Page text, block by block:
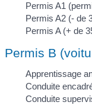
Permis A1
Permis A2 (- de
Permis A (+ de
Permis B
Apprentissage
Conduite
Conduite